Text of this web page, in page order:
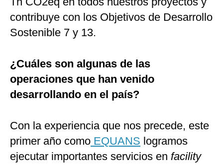
contribuye con los Objetivos de Desarrollo
Sostenible 7 y 13.
¿Cuáles son algunas de las
operaciones que han venido
desarrollando en el país?
Con la experiencia que nos precede, este
primer año como EQUANS logramos
ejecutar importantes servicios en facility